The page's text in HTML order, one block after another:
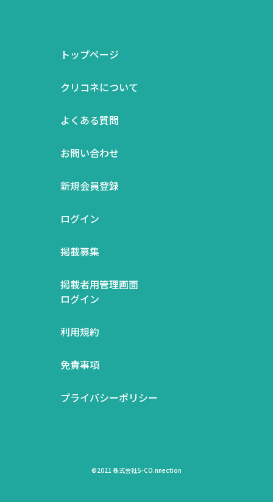
トップページ
クリコネについて
よくある質問
お問い合わせ
新規会員登録
ログイン
掲載募集
掲載者用管理画面
ログイン
利用規約
免責事項
プライバシーポリシー
©2021 株式会社S-CO.nnection